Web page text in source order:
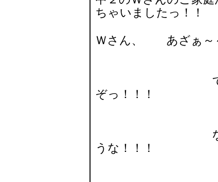
ちゃいましたっ！！
Ｗさん、 あざぁ～
てかな、た
ぞっ！！！
なんでも広
うな！！！